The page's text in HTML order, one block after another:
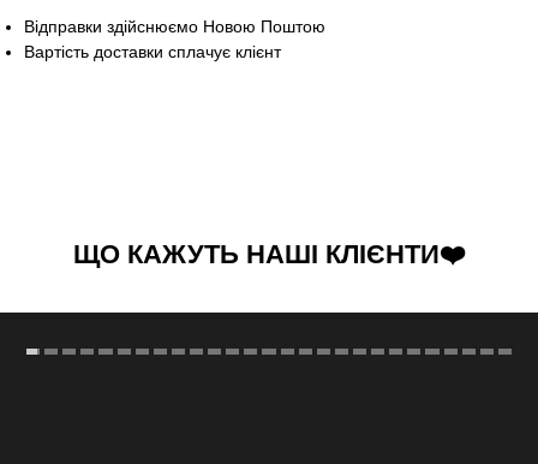
Відправки здійснюємо Новою Поштою
Вартість доставки сплачує клієнт
ЩО КАЖУТЬ НАШІ КЛІЄНТИ❤️